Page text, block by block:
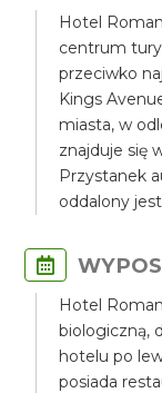
Hotel
centrum
przeciwko
Kings
miasta, w
znajduje się
Przystanek
oddalony
Hotel
biologiczną,
hotelu po
posiada